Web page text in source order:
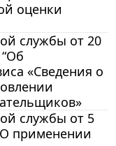
оценки
службы от 20
«Сведения о
службы от 5
применении